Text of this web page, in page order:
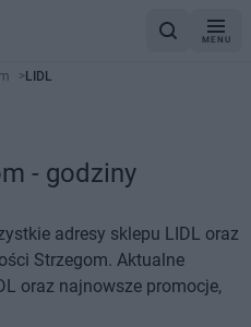
MENU
>LIDL
- godziny
adresy sklepu LIDL oraz
Strzegom. Aktualne
oraz najnowsze promocje,